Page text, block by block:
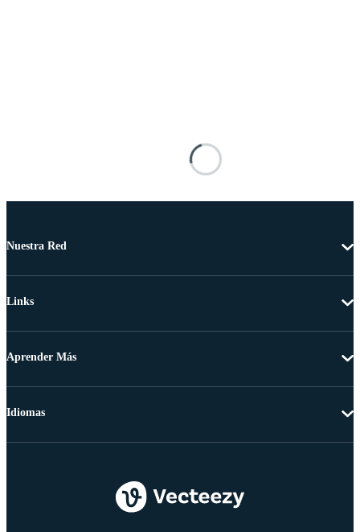
Nuestra Red
Links
Aprender Más
Idiomas